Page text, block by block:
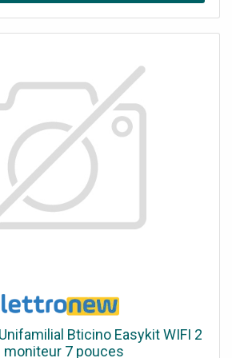
experienced trekkers. The guide
(3 days) and Diamir or West Face (5
illustrated with 1:100,000
profiles Advice on planning and
including trek operators Safety
of mountaineering and exploration
views of 5 of the world’s 8000m
peaks
Bticino Easykit WIFI 2
moniteur 7 pouces